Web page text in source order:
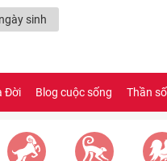
sinh
Đời Blog cuộc sống Thần số